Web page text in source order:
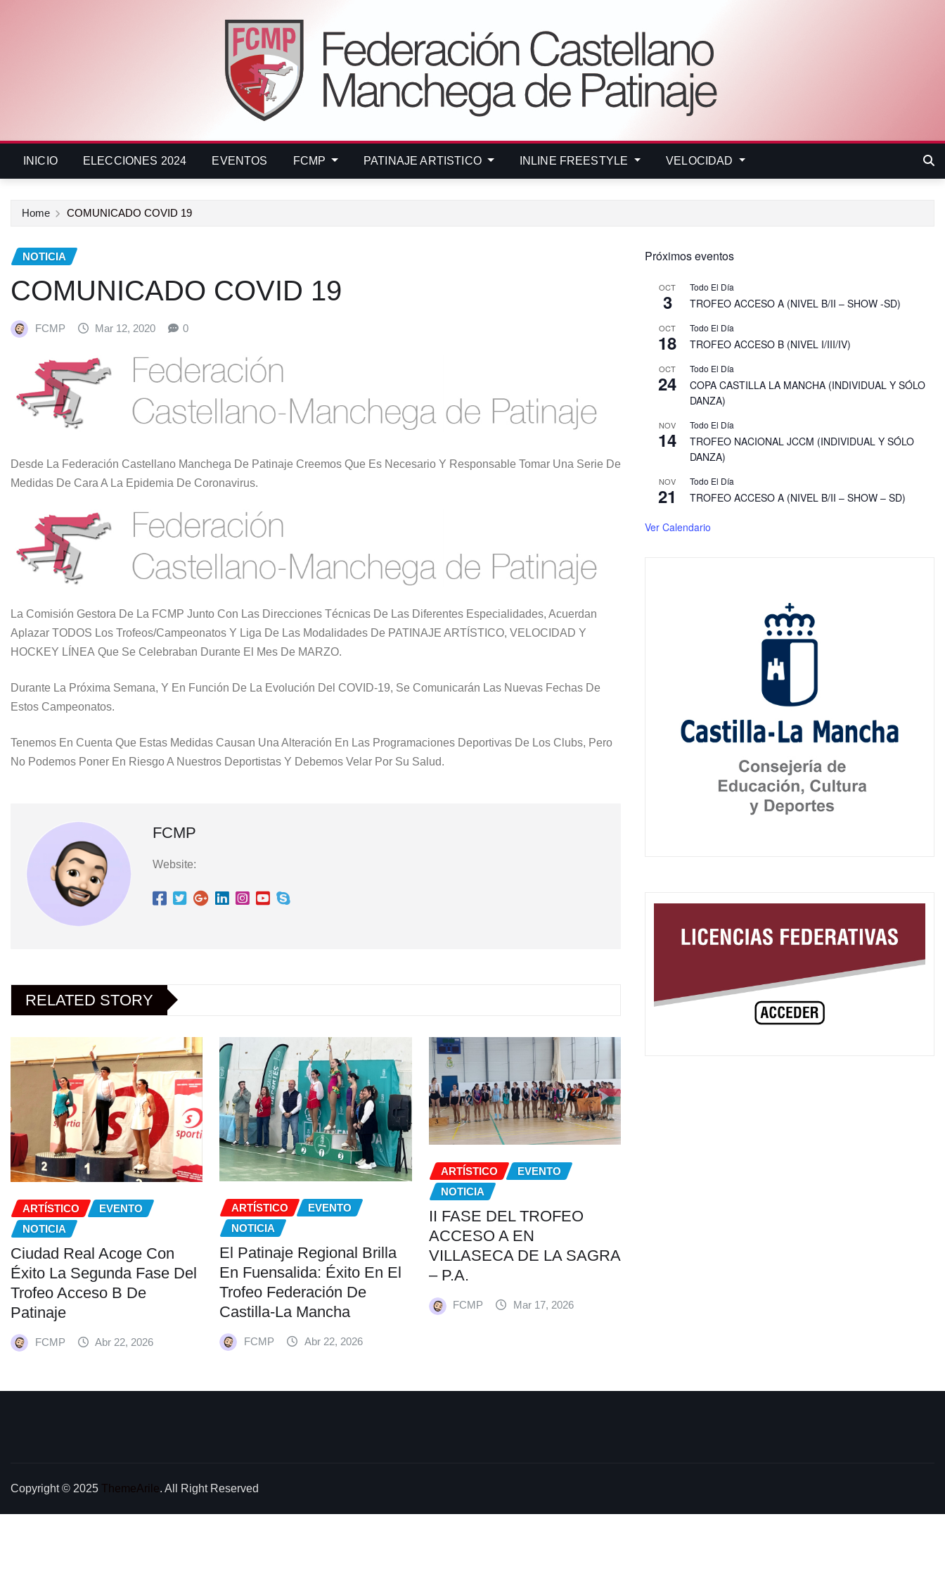
INICIO ELECCIONES 2024 EVENTOS FCMP PATINAJE ARTISTICO INLINE FREESTYLE VELOCIDAD
Home COMUNICADO COVID 19
NOTICIA
COMUNICADO COVID 19
FCMP Mar 12, 2020 0
Desde La Federación Castellano Manchega De Patinaje Creemos Que Es Necesario Y Responsable Tomar Una Serie De
Medidas De Cara A La Epidemia De Coronavirus.
La Comisión Gestora De La FCMP Junto Con Las Direcciones Técnicas De Las Diferentes Especialidades, Acuerdan
Aplazar TODOS Los Trofeos/campeonatos Y Liga De Las Modalidades De PATINAJE ARTÍSTICO, VELOCIDAD Y
HOCKEY LÍNEA Que Se Celebraban Durante El Mes De MARZO.
Durante La Próxima Semana, Y En Función De La Evolución Del COVID-19, Se Comunicarán Las Nuevas Fechas De
Estos Campeonatos.
Tenemos En Cuenta Que Estas Medidas Causan Una Alteración En Las Programaciones Deportivas De Los Clubs, Pero
No Podemos Poner En Riesgo A Nuestros Deportistas Y Debemos Velar Por Su Salud.
FCMP
Website:
RELATED STORY
ARTÍSTICO
EVENTO
NOTICIA
Ciudad Real Acoge Con
Éxito La Segunda Fase Del
Trofeo Acceso B De
Patinaje
FCMP Abr 22, 2026
ARTÍSTICO
EVENTO
NOTICIA
El Patinaje Regional Brilla
En Fuensalida: Éxito En El
Trofeo Federación De
Castilla-La Mancha
FCMP Abr 22, 2026
ARTÍSTICO
EVENTO
NOTICIA
II FASE DEL TROFEO
ACCESO A EN
VILLASECA DE LA SAGRA
– P.A.
FCMP Mar 17, 2026
Próximos eventos
OCT
3
Todo El Día
TROFEO ACCESO A (NIVEL B/II – SHOW -SD)
OCT
18
Todo El Día
TROFEO ACCESO B (NIVEL I/III/IV)
OCT
24
Todo El Día
COPA CASTILLA LA MANCHA (INDIVIDUAL Y SÓLO
DANZA)
NOV
14
Todo El Día
TROFEO NACIONAL JCCM (INDIVIDUAL Y SÓLO
DANZA)
NOV
21
Todo El Día
TROFEO ACCESO A (NIVEL B/II – SHOW – SD)
Ver Calendario
Copyright © 2025 ThemeArile. All Right Reserved